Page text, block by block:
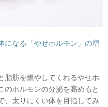
になる「やせホルモン」の増
脂肪を燃やしてくれるやせホ
のホルモンの分泌を高めると
、太りにくい体を目指してみ